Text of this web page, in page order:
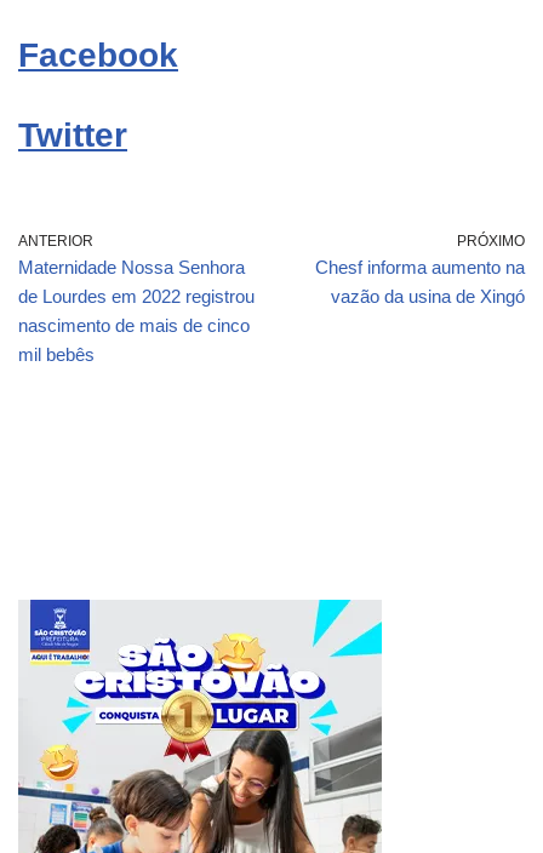
Facebook
Twitter
ANTERIOR
Maternidade Nossa Senhora
de Lourdes em 2022 registrou
nascimento de mais de cinco
mil bebês
PRÓXIMO
Chesf informa aumento na
vazão da usina de Xingó